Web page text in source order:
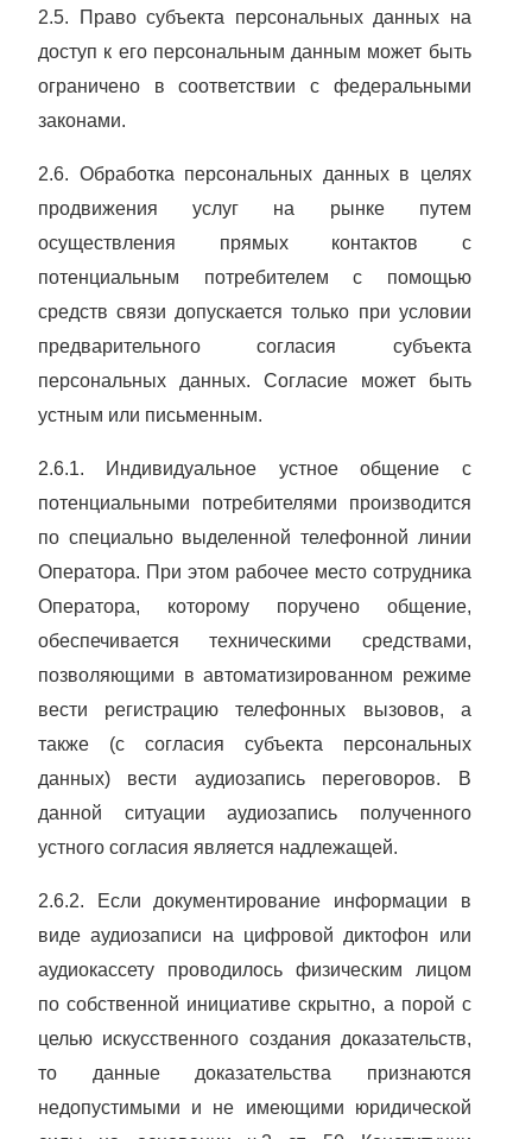
2.5. Право субъекта персональных данных на
доступ к его персональным данным может быть
ограничено в соответствии с федеральными
законами.
2.6. Обработка персональных данных в целях
продвижения услуг на рынке путем
осуществления прямых контактов с
потенциальным потребителем с помощью
средств связи допускается только при условии
предварительного согласия субъекта
персональных данных. Согласие может быть
устным или письменным.
2.6.1. Индивидуальное устное общение с
потенциальными потребителями производится
по специально выделенной телефонной линии
Оператора. При этом рабочее место сотрудника
Оператора, которому поручено общение,
обеспечивается техническими средствами,
позволяющими в автоматизированном режиме
вести регистрацию телефонных вызовов, а
также (с согласия субъекта персональных
данных) вести аудиозапись переговоров. В
данной ситуации аудиозапись полученного
устного согласия является надлежащей.
2.6.2. Если документирование информации в
виде аудиозаписи на цифровой диктофон или
аудиокассету проводилось физическим лицом
по собственной инициативе скрытно, а порой с
целью искусственного создания доказательств,
то данные доказательства признаются
недопустимыми и не имеющими юридической